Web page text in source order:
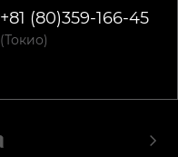
+81 (80)359-166-45
(Токио)